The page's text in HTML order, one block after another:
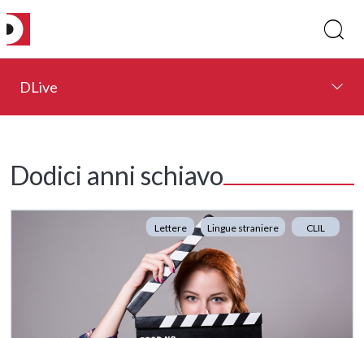
DLive
Dodici anni schiavo
Lettere Lingue straniere CLIL